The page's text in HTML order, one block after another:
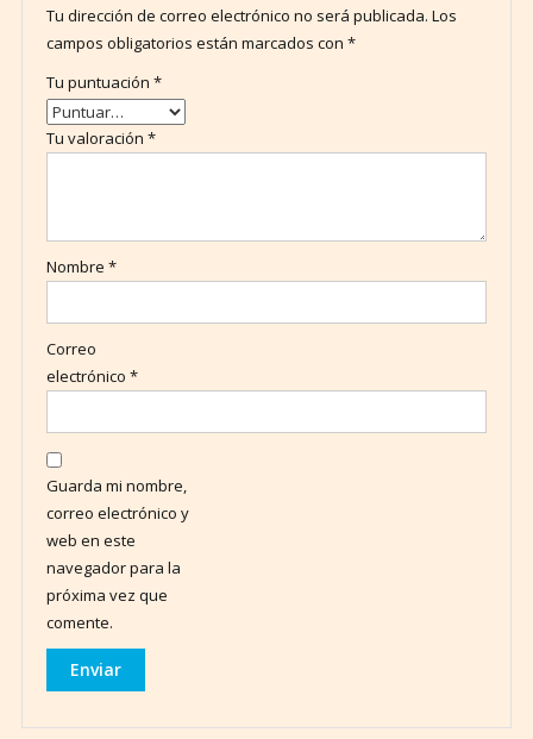
Tu dirección de correo electrónico no será publicada. Los
campos obligatorios están marcados con *
Tu puntuación *
Tu valoración *
Nombre *
Correo
electrónico *
Guarda mi nombre,
correo electrónico y
web en este
navegador para la
próxima vez que
comente.